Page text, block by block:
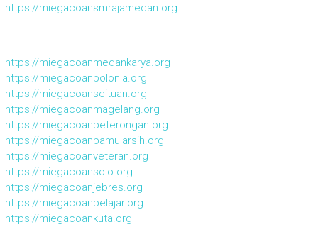
https://miegacoansmrajamedan.org
https://miegacoanmedankarya.org
https://miegacoanpolonia.org
https://miegacoanseituan.org
https://miegacoanmagelang.org
https://miegacoanpeterongan.org
https://miegacoanpamularsih.org
https://miegacoanveteran.org
https://miegacoansolo.org
https://miegacoanjebres.org
https://miegacoanpelajar.org
https://miegacoankuta.org